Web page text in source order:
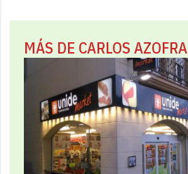
MÁS DE CARLOS AZOFRA